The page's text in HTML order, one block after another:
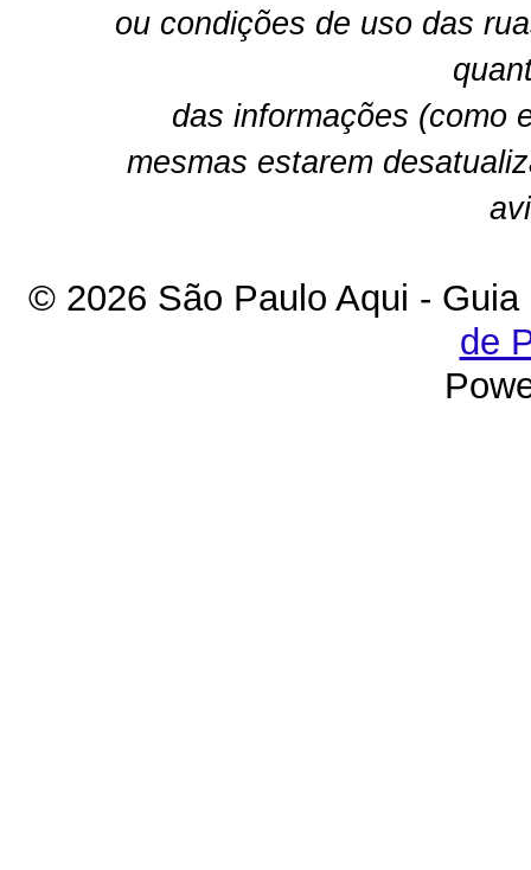
ou condições de uso das
das informações (como
mesmas estarem
© 2026 São Paulo Aqui -
de